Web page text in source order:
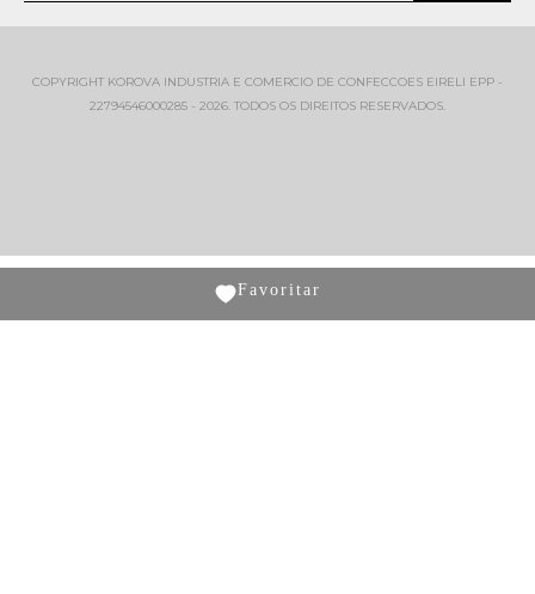
COPYRIGHT KOROVA INDUSTRIA E COMERCIO DE CONFECCOES EIRELI EPP -
22794546000285 - 2026. TODOS OS DIREITOS RESERVADOS.